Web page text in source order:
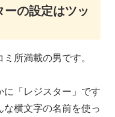
の設定はツッ
所満載の男です。
「レジスター」です
横文字の名前を使っ